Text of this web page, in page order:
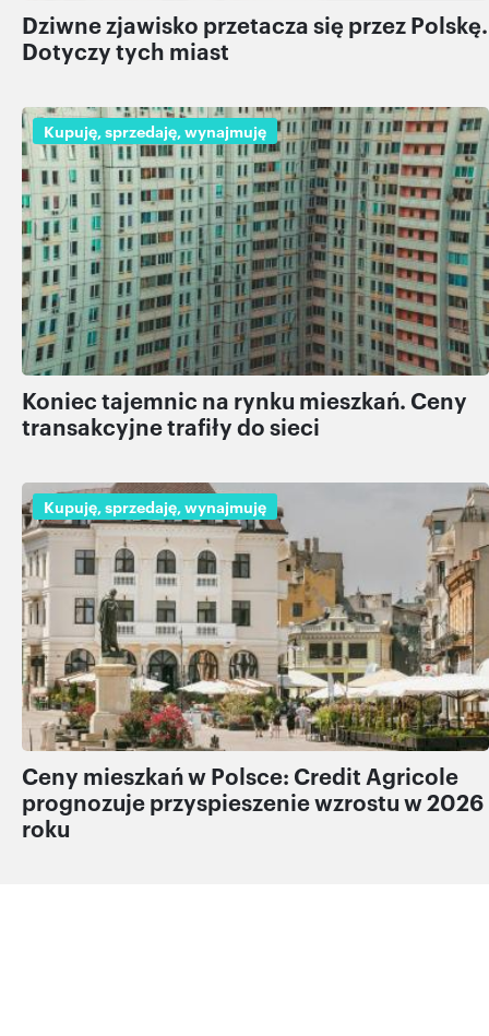
Dziwne zjawisko przetacza się przez Polskę.
Dotyczy tych miast
Kupuję, sprzedaję, wynajmuję
Koniec tajemnic na rynku mieszkań. Ceny
transakcyjne trafiły do sieci
Kupuję, sprzedaję, wynajmuję
Ceny mieszkań w Polsce: Credit Agricole
prognozuje przyspieszenie wzrostu w 2026
roku